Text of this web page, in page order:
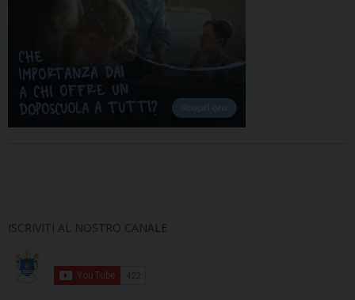
ISCRIVITI AL NOSTRO CANALE